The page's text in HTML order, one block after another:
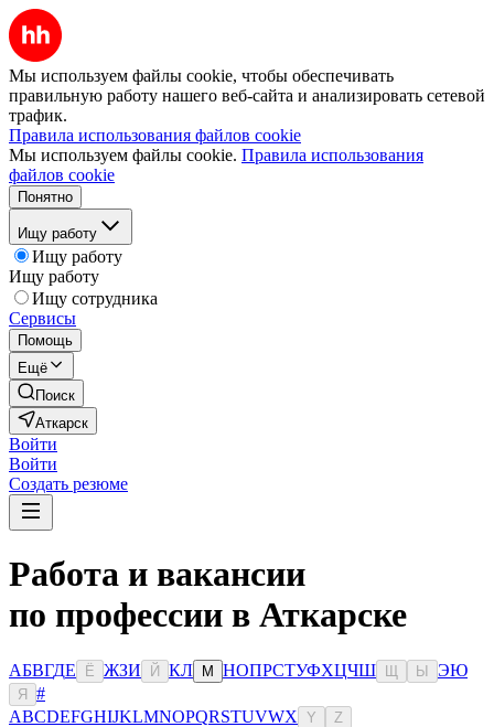
Мы используем файлы cookie, чтобы обеспечивать
правильную работу нашего веб-сайта и анализировать сетевой
трафик.
Правила использования файлов cookie
Мы используем файлы cookie. Правила использования
файлов cookie
Понятно
Ищу работу
Ищу работу
Ищу работу
Ищу сотрудника
Сервисы
Помощь
Ещё
Поиск
Аткарск
Войти
Войти
Создать резюме
Работа и вакансии
по профессии в Аткарске
АБВГДЕ Ё ЖЗИ Й КЛ М НОПРСТУФХЦЧШ Ы ЭЮ
Я
#
ABCDEFGHIJKLMNOPQRSTUVWX Y Z